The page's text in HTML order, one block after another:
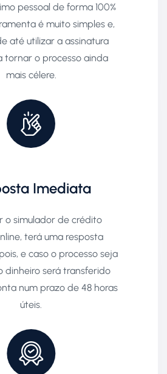
pessoal de forma 100%
é muito simples e,
até utilizar a assinatura
tornar o processo ainda
mais célere.
Imediata
o simulador de crédito
terá uma resposta
e caso o processo seja
dinheiro será transferido
num prazo de 48 horas
úteis.